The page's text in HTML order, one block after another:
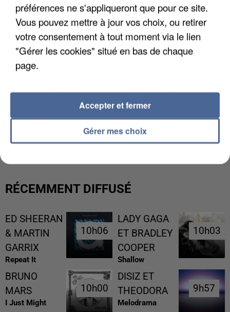
L’UN DES FONDATEURS SUPPOSÉS DE LA DZ
MAFIA INTERPELLÉ EN ALGÉRIE
RÉCEMMENT DIFFUSÉ
ED SHEERAN
& MARTIN
GARRIX
Repeat It
10h06
10h06
LADY GAGA
ET BRADLEY
COOPER
Shallow
10h03
10h03
BRUNO
MARS
I Just Might
10h00
10h00
DISIZ ET
THEODORA
Melodrama
9h57
9h57
préférences ne s'appliqueront que pour ce site.
Vous pouvez mettre à jour vos choix, ou retirer
votre consentement à tout moment via le lien
"Gérer les cookies" situé en bas de chaque
page.
Gérer mes choix
Accepter et fermer